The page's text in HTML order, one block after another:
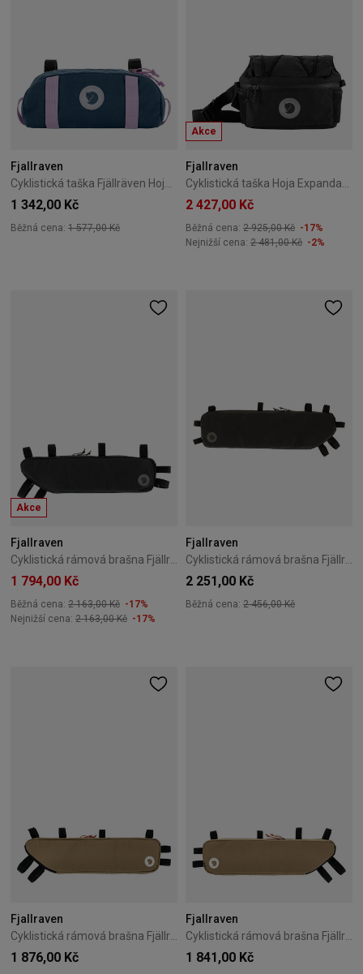
Fjallraven
1 342,00 Kč
Běžná cena: 1 577,00 Kč
Akce
Fjallraven
2 427,00 Kč
Běžná cena: 2 925,00 Kč -17%
Nejnižší cena: 2 481,00 Kč -2%
Akce
Fjallraven
1 794,00 Kč
Běžná cena: 2 163,00 Kč -17%
Nejnižší cena: 2 163,00 Kč -17%
Fjallraven
2 251,00 Kč
Běžná cena: 2 456,00 Kč
Fjallraven
Cyklistická rámová brašna Fjällräven Hoja Frame Bag M – Clay
1 876,00 Kč
Fjallraven
Cyklistická rámová brašna Fjällräven Hoja Frame Bag S – Black
1 841,00 Kč